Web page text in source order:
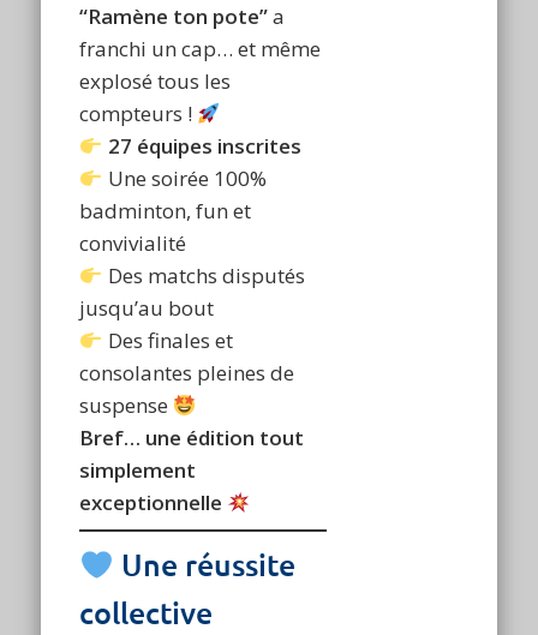
“Ramène ton pote”a
franchi un cap… et même
explosé tous les
compteurs !
27 équipes inscrites
Une soirée 100%
badminton, fun et
convivialité
Des matchs disputés
jusqu’au bout
Des finales et
consolantes pleines de
suspense
Bref… une édition tout
simplement
exceptionnelle
Une réussite
collective